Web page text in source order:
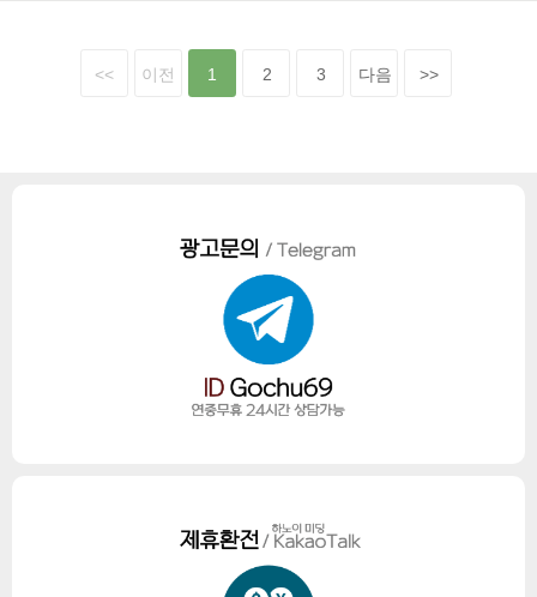
<< 이전 1 2 3 다음 >>